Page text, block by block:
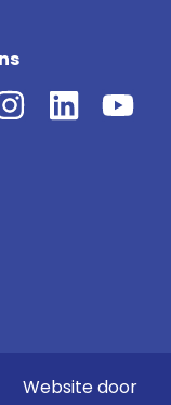
Website door